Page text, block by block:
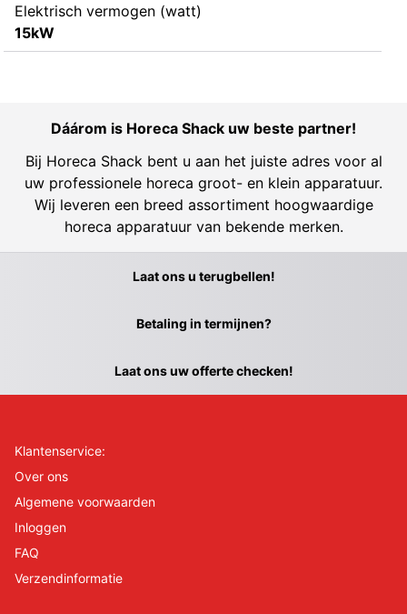
Elektrisch vermogen (watt)
15kW
Dáárom is Horeca Shack uw beste partner!
Bij Horeca Shack bent u aan het juiste adres voor al
uw professionele horeca groot- en klein apparatuur.
Wij leveren een breed assortiment hoogwaardige
horeca apparatuur van bekende merken.
Laat ons u terugbellen!
Betaling in termijnen?
Laat ons uw offerte checken!
Klantenservice:
Over ons
Algemene voorwaarden
Inloggen
FAQ
Verzendinformatie